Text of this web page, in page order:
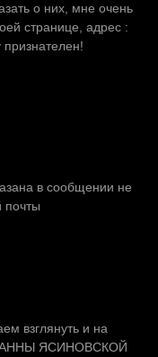
о них, мне очень
странице, адрес :
в сообщении не
почты
взглянуть и на
АННЫ ЯСИНОВСКОЙ